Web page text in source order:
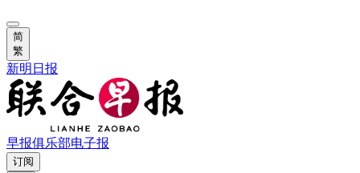
简
繁
新明日报
早报俱乐部电子报
订阅